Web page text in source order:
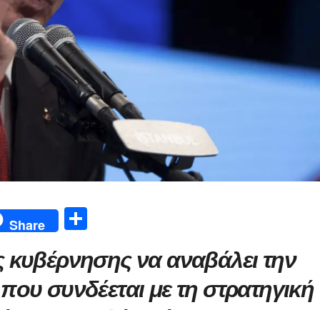
Share
ρ
α
να αναβάλει την
συνδέεται με τη στρατηγική